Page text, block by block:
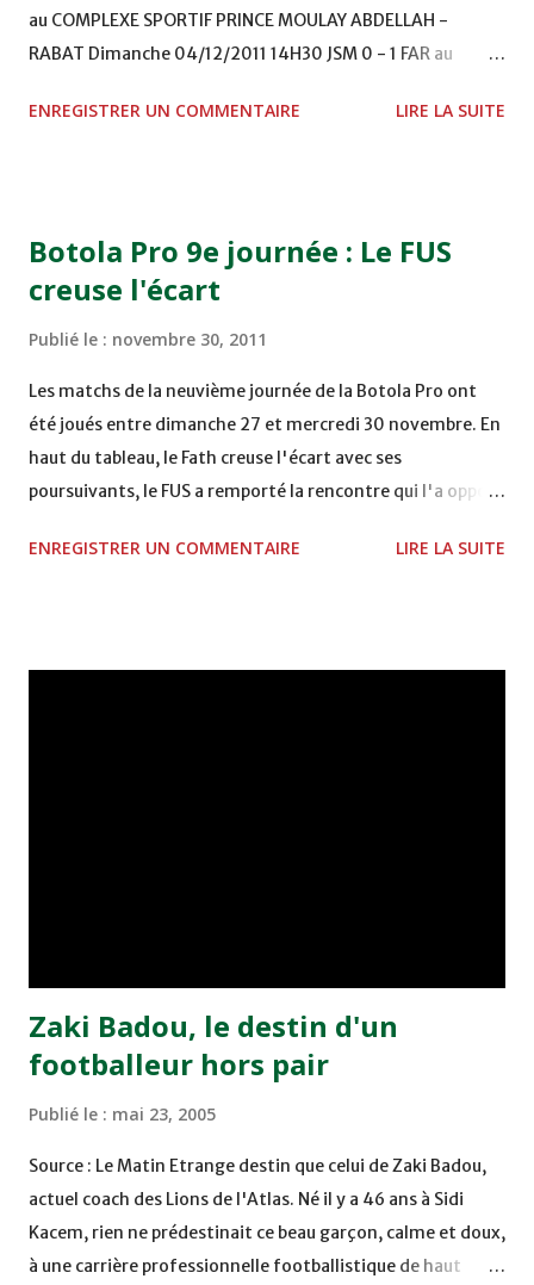
au COMPLEXE SPORTIF PRINCE MOULAY ABDELLAH -
RABAT Dimanche 04/12/2011 14H30 JSM 0 - 1 FAR au
TERRAIN EL ABDI - EL JADIDA 16h30 OCK 0 - 1 HUSA
Mardi 06/12/2011 15H00 WAF - OCS au COMPLEXE SPORTIF
DE FES - FES WAC - MAS Reporté pour cause de finale de la
ENREGISTRER UN COMMENTAIRE LIRE LA SUITE
Botola Pro 9e journée : Le FUS
creuse l'écart
Publié le : novembre 30, 2011
Les matchs de la neuvième journée de la Botola Pro ont
été joués entre dimanche 27 et mercredi 30 novembre. En
haut du tableau, le Fath creuse l'écart avec ses
poursuivants, le FUS a remporté la rencontre qui l'a opposé
2, Badr Kachani a ouvert la marque à la 38e pour les
ENREGISTRER UN COMMENTAIRE LIRE LA SUITE
Zaki Badou, le destin d'un
footballeur hors pair
Publié le : mai 23, 2005
Source : Le Matin Etrange destin que celui de Zaki Badou,
actuel coach des Lions de l'Atlas. Né il y a 46 ans à Sidi
Kacem, rien ne prédestinait ce beau garçon, calme et doux,
à une carrière professionnelle footballistique de haut